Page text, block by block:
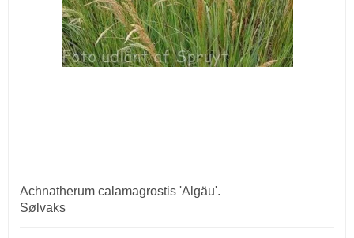
Achnatherum calamagrostis 'Algäu'.
Sølvaks